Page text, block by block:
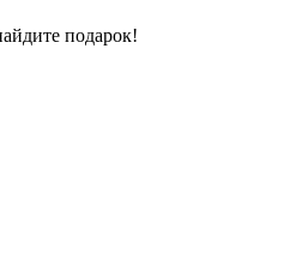
подарок!